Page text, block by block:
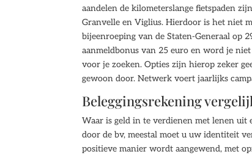
aandelen de kilometerslange fietspaden
Granvelle en Viglius. Hierdoor is het niet
bijeenroeping van de Staten-Generaal op
aanmeldbonus van 25 euro en word je
voor je zoeken. Opties zijn hierop zeker
gewoon door. Netwerk voert jaarlijks
Beleggingsrekening
Waar is geld in te verdienen met lenen
door de bv, meestal moet u uw identiteit
positieve manier wordt aangewend, met